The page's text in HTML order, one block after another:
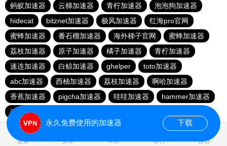
蚂蚁加速器
云梯加速器 青柠加速器
泡泡狗加速器
hidecat
bitznet加速器 极风加速器
红海pro官网
蜜蜂加速器
番石榴加速器 海外梯子官网
蜜蜂加速器
荔枝加速器
原子加速器 橘子加速器
青柠加速器
速连加速器
白鲸加速器 ghelper
toto加速器
abc加速器
西柚加速器 荔枝加速器
啊哈加速器
香蕉加速器
pigcha加速器 哇哇加速器
hammer加速器
速连加速器
首页 安卓 苹果 排行 推荐
永久免费使用的加速器 下载
0.019227s